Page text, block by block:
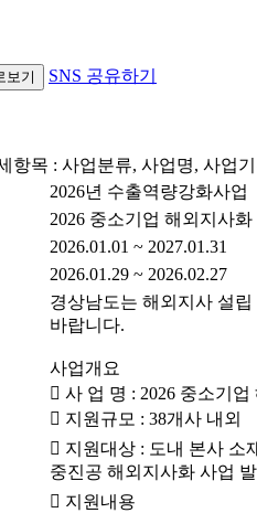
SNS 공유하기
항목 : 사업분류, 사업명, 사업
2026년 수출역량강화사업
2026 중소기업 해외지사
2026.01.01 ~ 2027.01.31
2026.01.29 ~ 2026.02.27
경상남도는 해외지사 설
바랍니다.
사업개요
 사 업 명 : 2026 중소기
 지원규모 : 38개사 내외
 지원대상 : 도내 본사 소
중진공 해외지사화 사업
 지원내용